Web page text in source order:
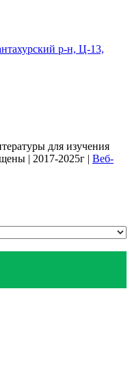
р-н, Ц-13,
для изучения
| 2017-2025г | Веб-